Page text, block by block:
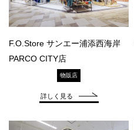
F.O.Store サンエー浦添西海岸
PARCO CITY店
物販店
詳しく見る